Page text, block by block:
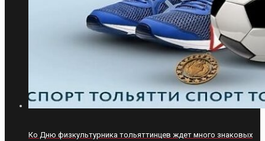
Ко Дню физкультурника тольяттинцев ждет много знаковых